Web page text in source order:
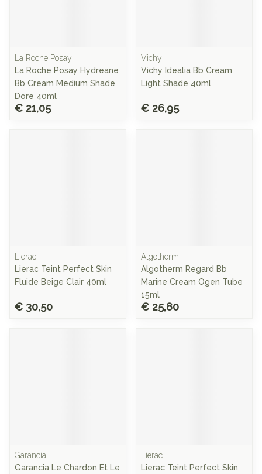
La Roche Posay
La Roche Posay Hydreane
Bb Cream Medium Shade
Dore 40ml
€ 21,05
Vichy
Vichy Idealia Bb Cream
Light Shade 40ml
€ 26,95
Lierac
Lierac Teint Perfect Skin
Fluide Beige Clair 40ml
€ 30,50
Algotherm
Algotherm Regard Bb
Marine Cream Ogen Tube
15ml
€ 25,80
Garancia
Garancia Le Chardon Et Le
Lierac
Lierac Teint Perfect Skin